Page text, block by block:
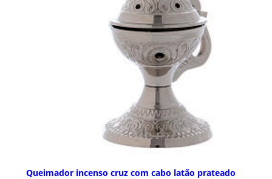
Queimador incenso cruz com cabo latão prateado